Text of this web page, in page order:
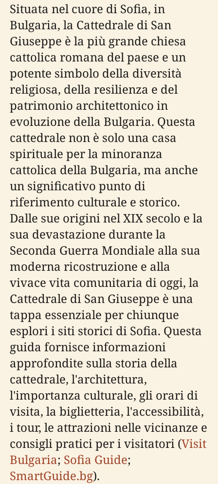
Situata nel cuore di Sofia, in
Bulgaria, la Cattedrale di San
Giuseppe è la più grande chiesa
cattolica romana del paese e un
potente simbolo della diversità
religiosa, della resilienza e del
patrimonio architettonico in
evoluzione della Bulgaria. Questa
cattedrale non è solo una casa
spirituale per la minoranza
cattolica della Bulgaria, ma anche
un significativo punto di
riferimento culturale e storico.
Dalle sue origini nel XIX secolo e la
sua devastazione durante la
Seconda Guerra Mondiale alla sua
moderna ricostruzione e alla
vivace vita comunitaria di oggi, la
Cattedrale di San Giuseppe è una
tappa essenziale per chiunque
esplori i siti storici di Sofia. Questa
guida fornisce informazioni
approfondite sulla storia della
cattedrale, l'architettura,
l'importanza culturale, gli orari di
visita, la biglietteria, l'accessibilità,
i tour, le attrazioni nelle vicinanze e
consigli pratici per i visitatori (Visit
Bulgaria; Sofia Guide;
SmartGuide.bg).